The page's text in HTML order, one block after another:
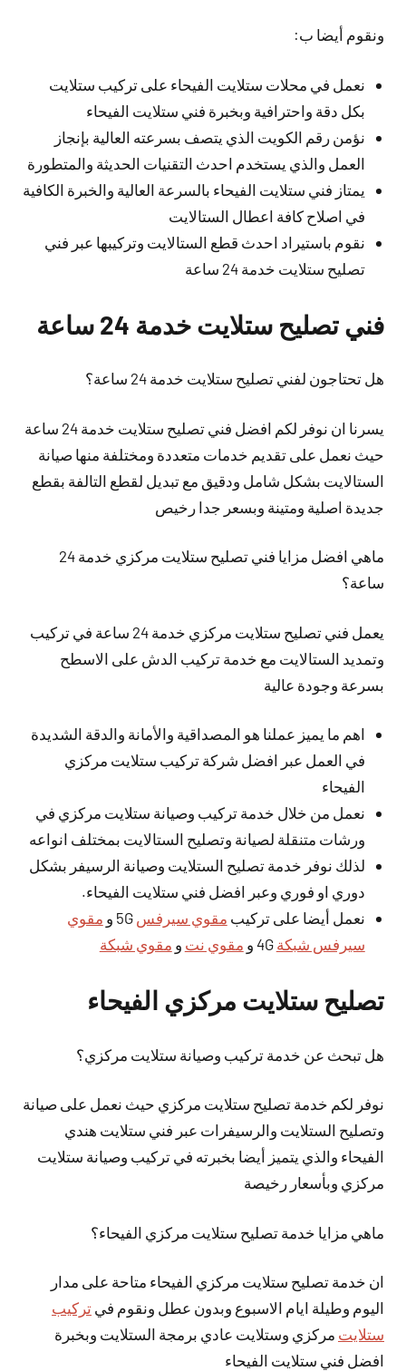
ونقوم أيضا ب:
نعمل في محلات ستلايت الفيحاء على تركيب ستلايت
بكل دقة واحترافية وبخبرة فني ستلايت الفيحاء
نؤمن رقم الكويت الذي يتصف بسرعته العالية بإنجاز
العمل والذي يستخدم احدث التقنيات الحديثة والمتطورة
يمتاز فني ستلايت الفيحاء بالسرعة العالية والخبرة الكافية
في اصلاح كافة اعطال الستالايت
نقوم باستيراد احدث قطع الستالايت وتركيبها عبر فني
تصليح ستلايت خدمة 24 ساعة
فني تصليح ستلايت خدمة 24 ساعة
هل تحتاجون لفني تصليح ستلايت خدمة 24 ساعة؟
يسرنا ان نوفر لكم افضل فني تصليح ستلايت خدمة 24 ساعة
حيث نعمل على تقديم خدمات متعددة ومختلفة منها صيانة
الستالايت بشكل شامل ودقيق مع تبديل لقطع التالفة بقطع
جديدة اصلية ومتينة وبسعر جدا رخيص
ماهي افضل مزايا فني تصليح ستلايت مركزي خدمة 24
ساعة؟
يعمل فني تصليح ستلايت مركزي خدمة 24 ساعة في تركيب
وتمديد الستالايت مع خدمة تركيب الدش على الاسطح
بسرعة وجودة عالية
اهم ما يميز عملنا هو المصداقية والأمانة والدقة الشديدة
في العمل عبر افضل شركة تركيب ستلايت مركزي
الفيحاء
نعمل من خلال خدمة تركيب وصيانة ستلايت مركزي في
ورشات متنقلة لصيانة وتصليح الستالايت بمختلف انواعه
لذلك نوفر خدمة تصليح الستلايت وصيانة الرسيفر بشكل
دوري او فوري وعبر افضل فني ستلايت الفيحاء.
نعمل أيضا على تركيب مقوي سيرفس 5G و
مقوي
سيرفس شبكة 4G و مقوي نت و مقوي شبكة
تصليح ستلايت مركزي الفيحاء
هل تبحث عن خدمة تركيب وصيانة ستلايت مركزي؟
نوفر لكم خدمة تصليح ستلايت مركزي حيث نعمل على صيانة
وتصليح الستلايت والرسيفرات عبر فني ستلايت هندي
الفيحاء والذي يتميز أيضا بخبرته في تركيب وصيانة ستلايت
مركزي وبأسعار رخيصة
ماهي مزايا خدمة تصليح ستلايت مركزي الفيحاء؟
ان خدمة تصليح ستلايت مركزي الفيحاء متاحة على مدار
اليوم وطيلة ايام الاسبوع وبدون عطل ونقوم في تركيب
ستلايت مركزي وستلايت عادي برمجة الستلايت وبخبرة
افضل فني ستلايت الفيحاء